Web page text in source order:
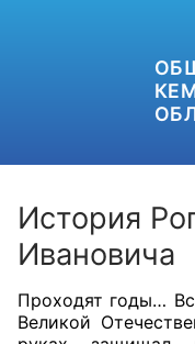
История
Ивановича
Проходят годы…
Великой